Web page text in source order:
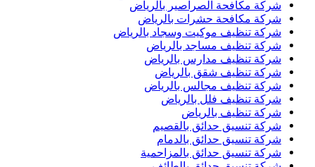
شركة مكافحة الصراصير بالرياض
شركة مكافحة حشرات بالرياض
شركة تنظيف موكيت وسجاد بالرياض
شركة تنظيف مساجد بالرياض
شركة تنظيف مدارس بالرياض
شركة تنظيف شقق بالرياض
شركة تنظيف مجالس بالرياض
شركة تنظيف فلل بالرياض
شركة تنظيف بالرياض
شركة تنسيق حدائق بالقصيم
شركة تنسيق حدائق بالدمام
شركة تنسيق حدائق بالمزاحمية